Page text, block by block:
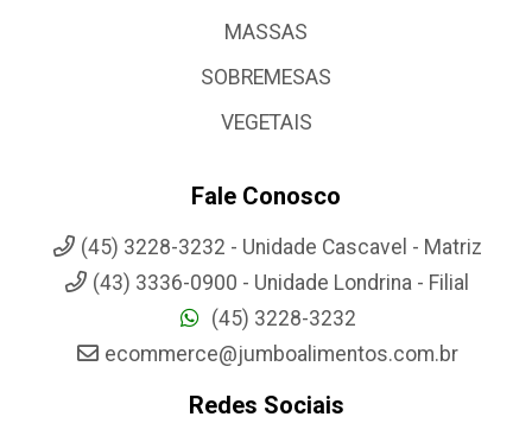
MASSAS
SOBREMESAS
VEGETAIS
Fale Conosco
(45) 3228-3232 - Unidade Cascavel - Matriz
(43) 3336-0900 - Unidade Londrina - Filial
(45) 3228-3232
ecommerce@jumboalimentos.com.br
Redes Sociais